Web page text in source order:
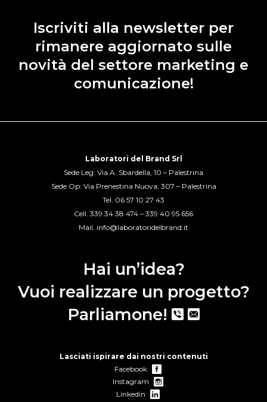
Iscriviti alla newsletter per
rimanere aggiornato sulle
novità del settore marketing e
comunicazione!
Laboratori del Brand Srl
Sede Leg: Via A. Sbardella, 10 – Palestrina
Sede Op: Via Prenestina Nuova, 307 – Palestrina
Tel. 06 57 10 27 43
Cell. 339 34 38 474 – 339 40 95 656
Mail. info@laboratoridelbrand.it
Hai un’idea?
Vuoi realizzare un progetto?
Parliamone!
Lasciati ispirare dai nostri contenuti
Facebook
Instagram
Linkedin